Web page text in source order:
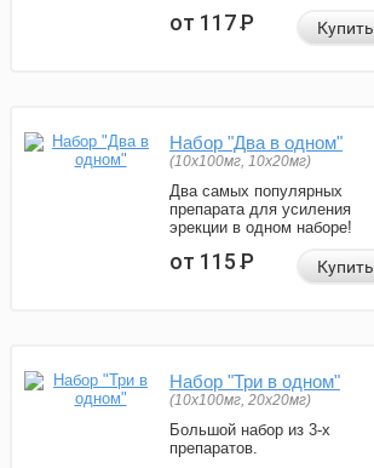
от 117Р Купить
Набор "Два в одном"
(10x100мг, 10x20мг)
Два самых популярных
препарата для усиления
эрекции в одном наборе!
от 115Р Купить
Набор "Три в одном"
(10x100мг, 20x20мг)
Большой набор из 3-х
препаратов.